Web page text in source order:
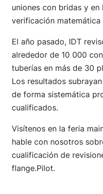
uniones con bridas y
verificación
El año pasado, IDT
alrededor de 10 000
tuberías en más de 30
Los resultados
de forma sistemática
cualificados.
Visítenos en la feria
hable con nosotros
cualificación de
flange.Pilot.